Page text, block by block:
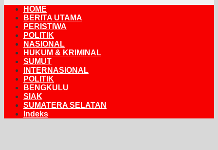
HOME
BERITA UTAMA
PERISTIWA
POLITIK
NASIONAL
HUKUM & KRIMINAL
SUMUT
INTERNASIONAL
POLITIK
BENGKULU
SIAK
SUMATERA SELATAN
Indeks